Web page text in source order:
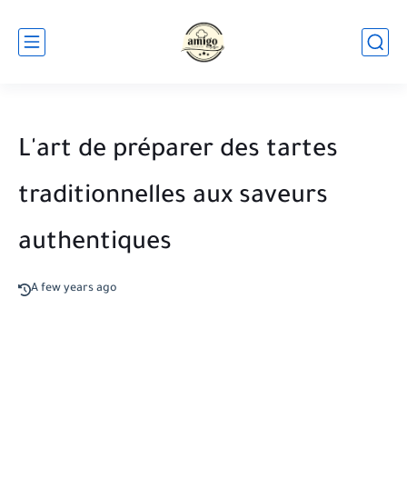
L'art de préparer des tartes
traditionnelles aux saveurs
authentiques
A few years ago